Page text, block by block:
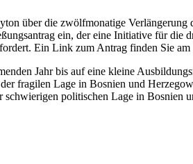
über die zwölfmonatige
ein, der eine Initiative für die
Ein Link zum Antrag finden Sie am
Jahr bis auf eine kleine
fragilen Lage in Bosnien und
politischen Lage in Bosnien